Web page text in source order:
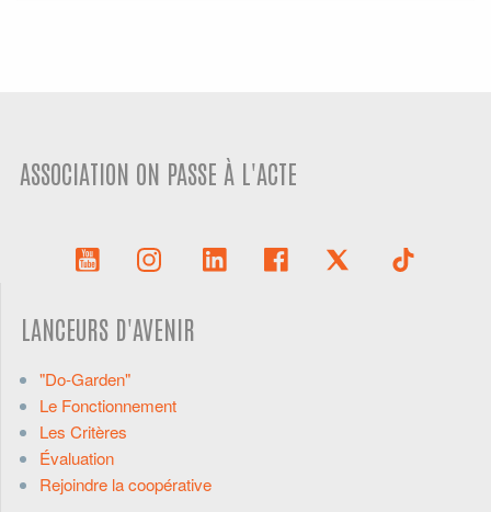
ASSOCIATION ON PASSE À L'ACTE
LANCEURS D'AVENIR
"Do-Garden"
Le Fonctionnement
Les Critères
Évaluation
Rejoindre la coopérative